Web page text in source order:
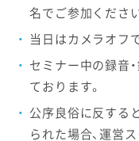
名でご参加ください
当日はカメラオフ
セミナー中の録音
ております。
公序良俗に反する
られた場合、運営